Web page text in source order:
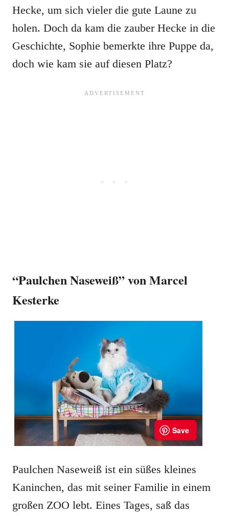
Hecke, um sich vieler die gute Laune zu
holen. Doch da kam die zauber Hecke in die
Geschichte, Sophie bemerkte ihre Puppe da,
doch wie kam sie auf diesen Platz?
“Paulchen Naseweiß” von Marcel
Kesterke
Paulchen Naseweiß ist ein süßes kleines
Kaninchen, das mit seiner Familie in einem
großen ZOO lebt. Eines Tages, saß das